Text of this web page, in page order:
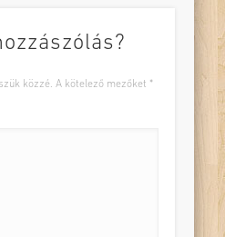
közzé. A kötelező mezőket *